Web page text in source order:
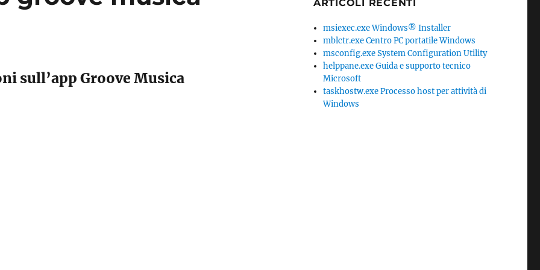
sull’app Groove Musica
ARTICOLI RECENTI
msiexec.exe Windows® Installer
mblctr.exe Centro PC portatile Windows
msconfig.exe System Configuration Utility
helppane.exe Guida e supporto tecnico
Microsoft
taskhostw.exe Processo host per attività di
Windows